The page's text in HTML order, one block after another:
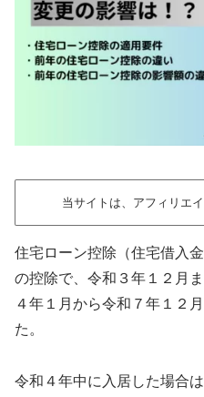
当サイトは、アフィリエ
住宅ローン控除（住宅借入
の控除で、令和３年１２月
４年１月から令和７年１２
た。
令和４年中に入居した場合